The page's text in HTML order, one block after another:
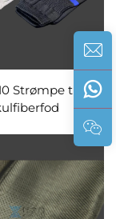
Strømpe til